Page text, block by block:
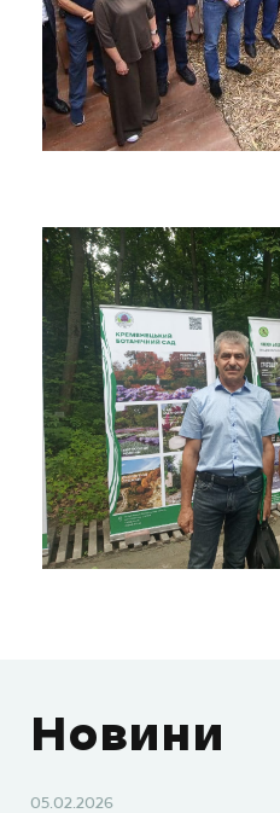
Новини
05.02.2026